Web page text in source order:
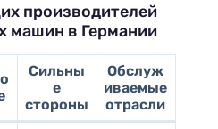
производителей
машин в Германии
Сильны
е
стороны
Обслуж
иваемые
отрасли